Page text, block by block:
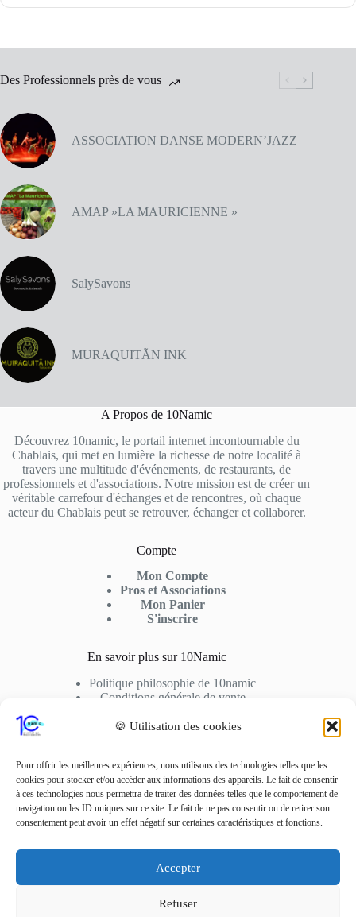
🍪 Utilisation des cookies
Pour offrir les meilleures expériences, nous utilisons des technologies telles que les
cookies pour stocker et/ou accéder aux informations des appareils. Le fait de consentir
à ces technologies nous permettra de traiter des données telles que le comportement de
navigation ou les ID uniques sur ce site. Le fait de ne pas consentir ou de retirer son
consentement peut avoir un effet négatif sur certaines caractéristiques et fonctions.
Accepter
Refuser
Des Professionnels près de vous
ASSOCIATION DANSE MODERN’JAZZ
AMAP »LA MAURICIENNE »
SalySavons
MURAQUITÃN INK
A Propos de 10Namic
Découvrez 10namic, le portail internet incontournable du
Chablais, qui met en lumière la richesse de notre localité à
travers une multitude d'événements, de restaurants, de
professionnels et d'associations. Notre mission est de créer un
véritable carrefour d'échanges et de rencontres, où chaque
acteur du Chablais peut se retrouver, échanger et collaborer.
Compte
Mon Compte
Pros et Associations
Mon Panier
S'inscrire
En savoir plus sur 10Namic
Politique philosophie de 10namic
Conditions générale de vente
Cookies
Nous Contactez
Adresse: 10fusio – 74500 PUBLIER
Contact: +33 6 01 62 51 02
contact10fusio@gmail.com
Réseaux sociaux